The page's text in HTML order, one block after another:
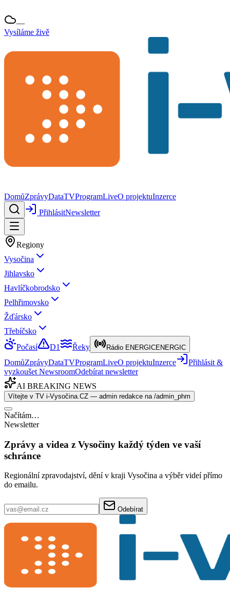
—
Vysíláme živě
DomůZprávyDataTVProgramLiveO projektuInzerce
PřihlásitNewsletter
Regiony
Vysočina
Jihlavsko
Havlíčkobrodsko
Pelhřimovsko
Žďársko
Třebíčsko
Počasí
D1 Řeky Rádio ENERGICENERGIC
DomůZprávyDataTVProgramLiveO projektuInzerce
Přihlásit &
vyzkoušet NewsroomOdebírat newsletter
AI BREAKING NEWS
Vítejte v TV i-Vysočina.CZ — admin redakce na /admin_phm
Načítám…
Newsletter
Zprávy a videa z Vysočiny každý týden ve vaší
schránce
Regionální zpravodajství, dění v kraji Vysočina a výběr videí přímo
do emailu.
Odebírat